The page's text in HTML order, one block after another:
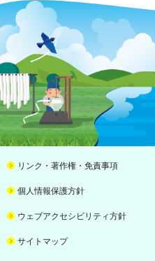
リンク・著作権・免責事項
個人情報保護方針
ウェブアクセシビリティ方針
サイトマップ